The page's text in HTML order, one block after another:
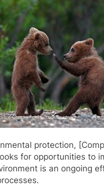
protection,
for opportunities to
is an ongoing